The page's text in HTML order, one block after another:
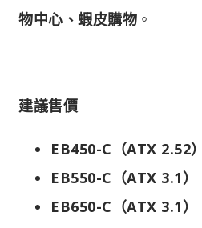
物中心、蝦皮購物 。
建議售價
EB450-C（ATX 2.52）
EB550-C（ATX 3.1）
EB650-C（ATX 3.1）